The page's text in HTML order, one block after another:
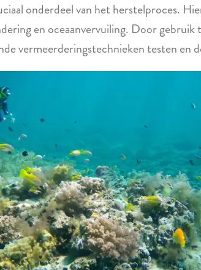
onderdeel van het herstelproces.
en oceaanvervuiling. Door
vermeerderingstechnieken testen en